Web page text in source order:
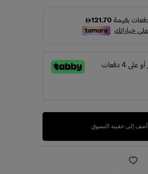
أضف إلى حقيبة التسوق